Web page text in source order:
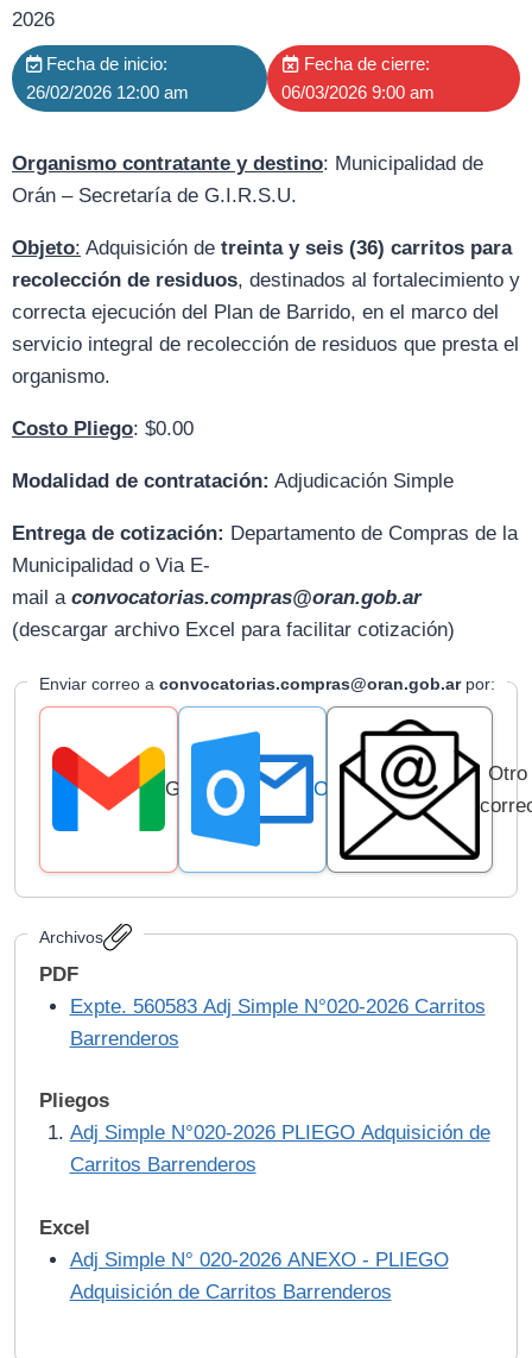
2026
Fecha de inicio:
26/02/2026 12:00 am
Fecha de cierre:
06/03/2026 9:00 am
Organismo contratante y destino: Municipalidad de
Orán – Secretaría de G.I.R.S.U.
Objeto: Adquisición de treinta y seis (36) carritos para
recolección de residuos, destinados al fortalecimiento y
correcta ejecución del Plan de Barrido, en el marco del
servicio integral de recolección de residuos que presta el
organismo.
Costo Pliego: $0.00
Modalidad de contratación: Adjudicación Simple
Entrega de cotización: Departamento de Compras de la
Municipalidad o Via E-
mail a convocatorias.compras@oran.gob.ar
(descargar archivo Excel para facilitar cotización)
Enviar correo a convocatorias.compras@oran.gob.arpor:
Gmail Outlook
Otro
Archivos
PDF
Expte. 560583 Adj Simple N°020-2026 Carritos
Barrenderos
Pliegos
Adj Simple N°020-2026 PLIEGO Adquisición de
Carritos Barrenderos
Excel
Adj Simple N° 020-2026 ANEXO - PLIEGO
Adquisición de Carritos Barrenderos